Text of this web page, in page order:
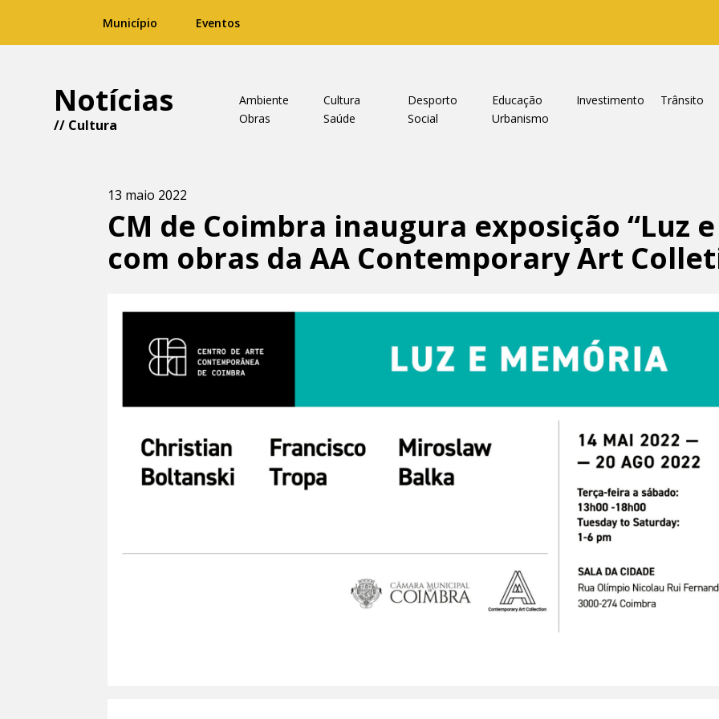
Município Eventos
Notícias
// Cultura
Ambiente Cultura Desporto Educação Investimento
Trânsito
Obras
Saúde Social Urbanismo
13 maio 2022
CM de Coimbra inaugura exposição “Luz
com obras da AA Contemporary Art